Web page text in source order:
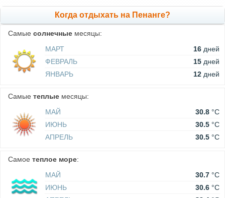
Когда отдыхать на Пенанге?
Самые солнечные месяцы:
МАРТ
16 дней
ФЕВРАЛЬ
15 дней
ЯНВАРЬ
12 дней
Самые теплые месяцы:
МАЙ
30.8 °C
ИЮНЬ
30.5 °C
АПРЕЛЬ
30.5 °C
Самое теплое море:
МАЙ
30.7 °C
ИЮНЬ
30.6 °C